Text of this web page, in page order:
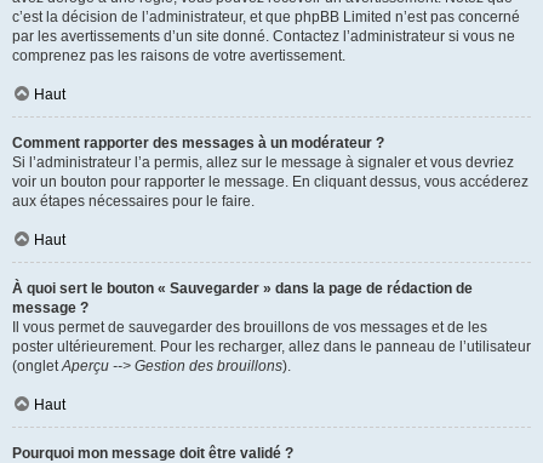
c’est la décision de l’administrateur, et que phpBB Limited n’est pas concerné
par les avertissements d’un site donné. Contactez l’administrateur si vous ne
comprenez pas les raisons de votre avertissement.
Haut
Comment rapporter des messages à un modérateur ?
Si l’administrateur l’a permis, allez sur le message à signaler et vous devriez
voir un bouton pour rapporter le message. En cliquant dessus, vous accéderez
aux étapes nécessaires pour le faire.
Haut
À quoi sert le bouton « Sauvegarder » dans la page de rédaction de
message ?
Il vous permet de sauvegarder des brouillons de vos messages et de les
poster ultérieurement. Pour les recharger, allez dans le panneau de l’utilisateur
(ongletAperçu --> Gestion des brouillons).
Haut
Pourquoi mon message doit être validé ?